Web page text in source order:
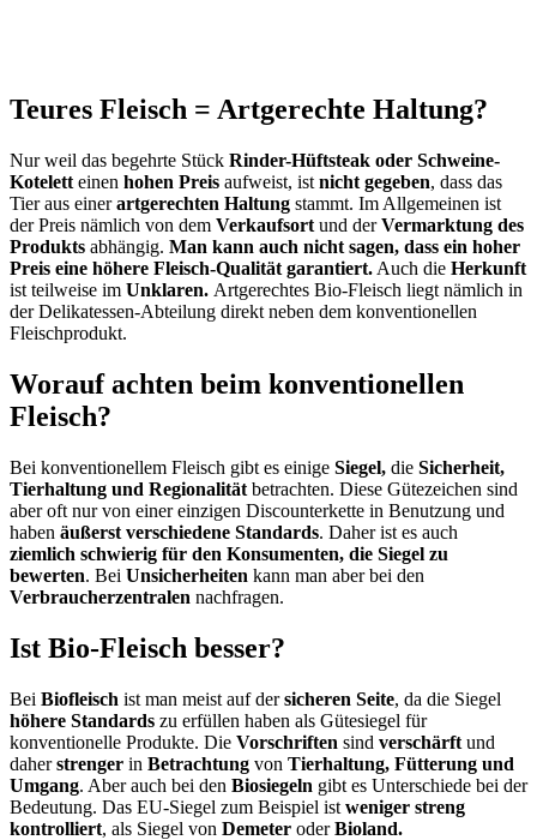
Teures Fleisch = Artgerechte Haltung?
Nur weil das begehrte Stück Rinder-Hüftsteak oder Schweine-
Kotelett einen hohen Preis aufweist, ist nicht gegeben, dass das
Tier aus einerartgerechten Haltung stammt. Im Allgemeinen ist
der Preis nämlich von dem Verkaufsort und derVermarktung des
Produkts abhängig. Man kann auch nicht sagen, dass ein hoher
Preis eine höhere Fleisch-Qualität garantiert. Auch die Herkunft
ist teilweise im Unklaren. Artgerechtes Bio-Fleisch liegt nämlich in
der Delikatessen-Abteilung direkt neben dem konventionellen
Fleischprodukt.
Worauf achten beim konventionellen
Fleisch?
Bei konventionellem Fleisch gibt es einige Siegel, die Sicherheit,
Tierhaltung und Regionalität betrachten. Diese Gütezeichen sind
aber oft nur von einer einzigen Discounterkette in Benutzung und
haben äußerst verschiedene Standards. Daher ist es auch
ziemlich schwierig für den Konsumenten, die Siegel zu
bewerten. Bei Unsicherheiten kann man aber bei den
Verbraucherzentralen nachfragen.
Ist Bio-Fleisch besser?
Bei Biofleisch ist man meist auf dersicheren Seite, da die Siegel
höhere Standards zu erfüllen haben als Gütesiegel für
konventionelle Produkte. Die Vorschriften sind verschärft und
daherstrenger in Betrachtung von Tierhaltung, Fütterung und
Umgang. Aber auch bei den Biosiegeln gibt es Unterschiede bei der
Bedeutung. Das EU-Siegel zum Beispiel ist weniger streng
kontrolliert, als Siegel von Demeter oderBioland.